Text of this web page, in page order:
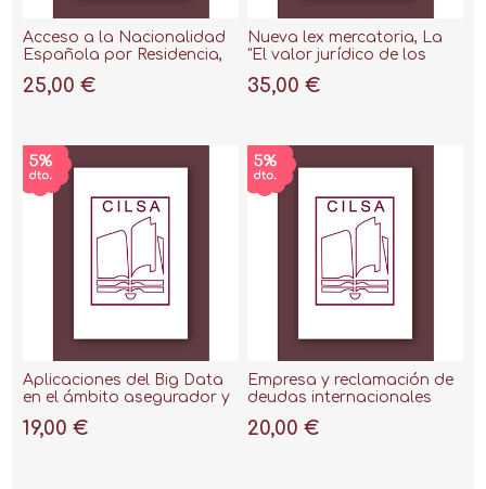
Acceso a la Nacionalidad
Española por Residencia,
25,00 €
Nueva lex mercatoria, La
"El valor jurídico de los
jurisprudencia"
35,00 €
Aplicaciones del Big Data
en el ámbito asegurador y
datos, 2019 "Una
19,00 €
Empresa y reclamación de
deudas internacionales
20,00 €